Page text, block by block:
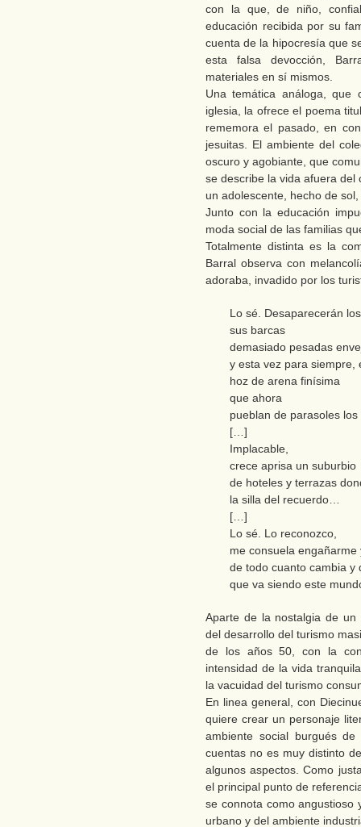
con la que, de niño,
educación recibida por su
cuenta de la hipocresía que
esta falsa devocción,
materiales en sí mismos.
Una temática análoga, que
iglesia, la ofrece el poema
rememora el pasado, en
jesuitas. El ambiente del
oscuro y agobiante, que
se describe la vida afuera del
un adolescente, hecho de
Junto con la educación
moda social de las familias
Totalmente distinta es la
Barral observa con
adoraba, invadido por los
Lo sé. Desaparecerán
sus barcas
demasiado pesadas
y esta vez para siempre,
hoz de arena finísima
que ahora
pueblan de parasoles los
[…]
Implacable,
crece aprisa un suburbio
de hoteles y terrazas
la silla del recuerdo…
[…]
Lo sé. Lo reconozco,
me consuela engañarme
de todo cuanto cambia y
que va siendo este
Aparte de la nostalgia de
del desarrollo del turismo
de los años 50, con la
intensidad de la vida
la vacuidad del turismo
En linea general, con
quiere crear un personaje
ambiente social burgués
cuentas no es muy distinto
algunos aspectos. Como
el principal punto de
se connota como angustioso
urbano y del ambiente